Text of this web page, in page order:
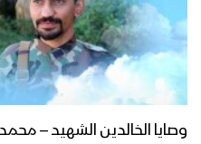
وصايا الخالدين الشهيد –